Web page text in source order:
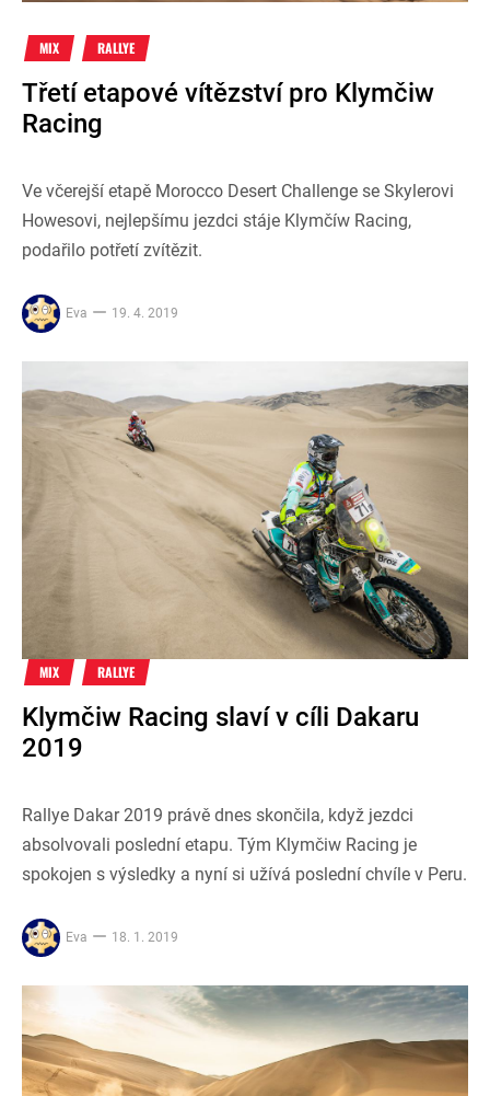
MIX RALLYE
Třetí etapové vítězství pro Klymčiw
Racing
Ve včerejší etapě Morocco Desert Challenge se Skylerovi
Howesovi, nejlepšímu jezdci stáje Klymčíw Racing,
podařilo potřetí zvítězit.
Eva 19. 4. 2019
MIX RALLYE
Klymčiw Racing slaví v cíli Dakaru
2019
Rallye Dakar 2019 právě dnes skončila, když jezdci
absolvovali poslední etapu. Tým Klymčiw Racing je
spokojen s výsledky a nyní si užívá poslední chvíle v Peru.
Eva 18. 1. 2019